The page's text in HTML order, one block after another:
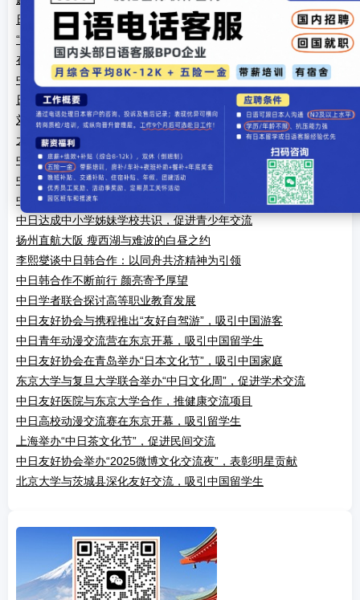
日方提出希望再次租借大熊猫 中国外交部回应
“解读新时代中国——中日学者智库研讨会2025 in 大阪”举行
在川日资企业恳谈会成都召开 推动经贸合作
中日韩文化交流年 小林国雄看好盆栽传播
日中友好议员联盟代表团访问对外友协
刘建超会见日本日中友好议员联盟访华团
大阪世博会四川活动周正式启动
中日民间组织举办45周年友好条约纪念活动
中日联合摄制纪录片《和平之路》，促进历史和解
中日联合举办“友好城市”论坛，深化地方合作
中日达成中小学姊妹学校共识，促进青少年交流
扬州直航大阪 瘦西湖与难波的白昼之约
李熙燮谈中日韩合作：以同舟共济精神为引领
中日韩合作不断前行 颜亮寄予厚望
中日学者联合探讨高等职业教育发展
中日友好协会与携程推出“友好自驾游”，吸引中国游客
中日青年动漫交流营在东京开幕，吸引中国留学生
中日友好协会在青岛举办“日本文化节”，吸引中国家庭
东京大学与复旦大学联合举办“中日文化周”，促进学术交流
中日友好医院与东京大学合作，推健康交流项目
中日高校动漫交流赛在东京开幕，吸引留学生
上海举办“中日茶文化节”，促进民间交流
中日友好协会举办“2025微博文化交流夜”，表彰明星贡献
北京大学与茨城县深化友好交流，吸引中国留学生